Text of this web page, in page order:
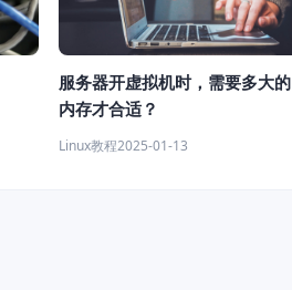
服务器开虚拟机时，需要多大的
内存才合适？
Linux教程2025-01-13